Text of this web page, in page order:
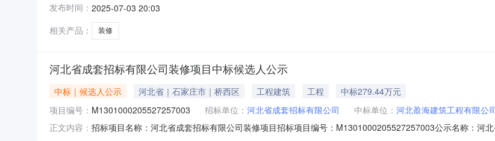
限公司招标代理机构：河北省成套招标有限公司联系人：付海洋地址：石家庄市工农路486号邮编：050081
发布时间： 2025-07-03 20:03
相关产品：
装修
河北省成套招标有限公司装修项目中标候选人公示
中标｜候选人公示 河北省｜石家庄市｜桥西区 工程建筑 工程
中标279.44万元
项目编号： M1301000205527257003 招标单位： 河北省成套招标有限公司 中标单位： 河北盈海建筑工程有限公
正文内容： 招标项目名称：河北省成套招标有限公司装修项目招标项目编号：M1301000205527257003公示名称：河